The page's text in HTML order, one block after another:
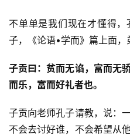
不单单是我们现在才懂得
子，《论语•学而》篇上面，
子贡曰：贫而无谄，富而无
而乐，富而好礼者也。
子贡向老师孔子请教，说：
不会去讨好谁，不会希望从